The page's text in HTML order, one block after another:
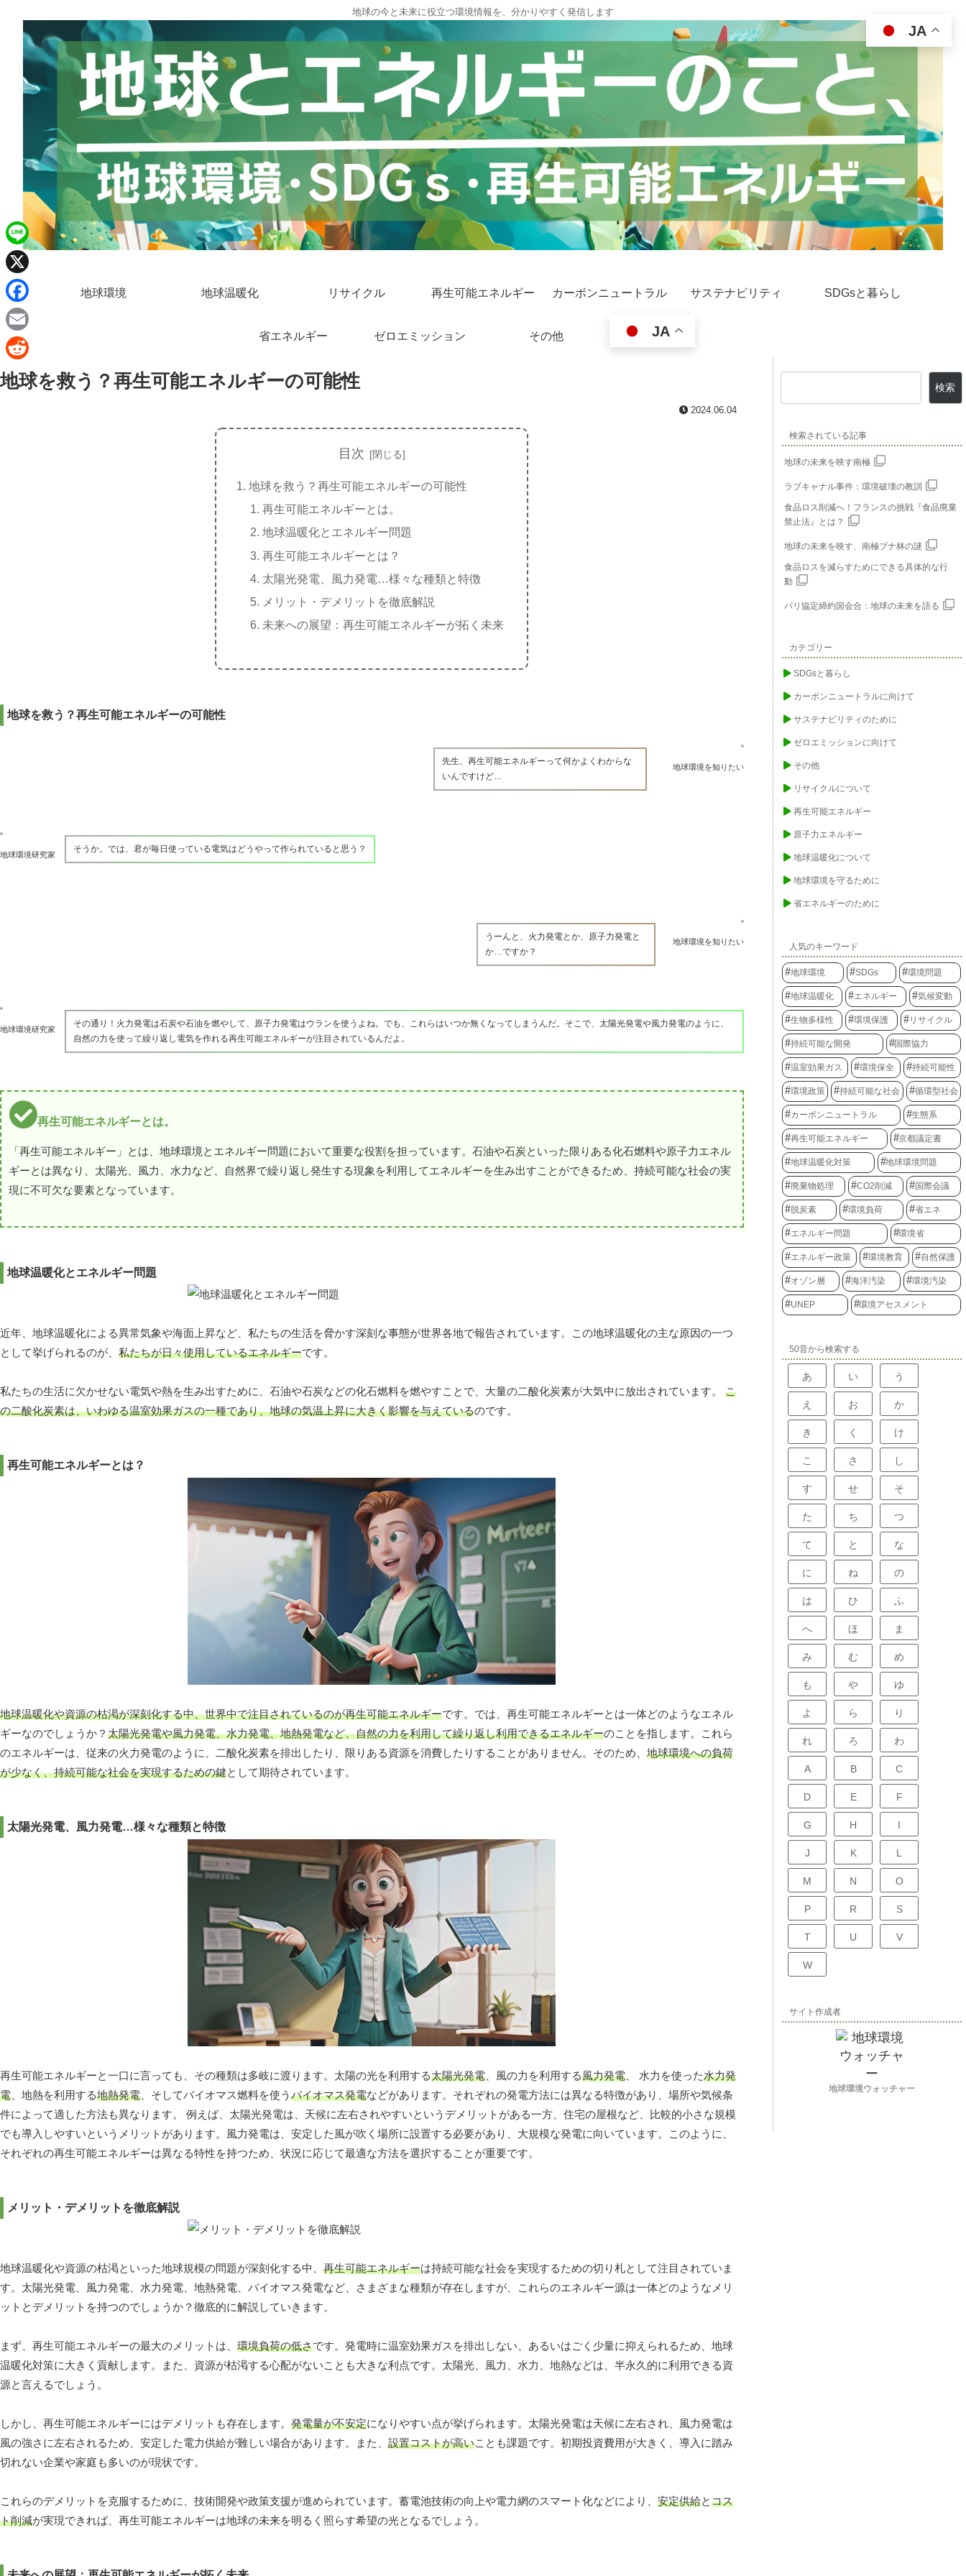
地球の今と未来に役立つ環境情報を、分かりやすく発信します
地球環境 地球温暖化 リサイクル 再生可能エネルギー カーボンニュートラル サステナビリティ SDGsと暮らし
省エネルギー ゼロエミッション その他 JA
地球を救う？再生可能エネルギーの可能性
2024.06.04
目次
地球を救う？再生可能エネルギーの可能性
再生可能エネルギーとは。
地球温暖化とエネルギー問題
再生可能エネルギーとは？
太陽光発電、風力発電…様々な種類と特徴
メリット・デメリットを徹底解説
未来への展望：再生可能エネルギーが拓く未来
地球を救う？再生可能エネルギーの可能性
地球環境を知りたい
先生、再生可能エネルギーって何かよくわからな
いんですけど…
地球環境研究家
そうか。では、君が毎日使っている電気はどうやって作られていると思う？
地球環境を知りたい
うーんと、火力発電とか、原子力発電と
か…ですか？
地球環境研究家
その通り！火力発電は石炭や石油を燃やして、原子力発電はウランを使うよね。でも、これらはいつか無くなってしまうんだ。そこで、太陽光発電や風力発電のように、
自然の力を使って繰り返し電気を作れる再生可能エネルギーが注目されているんだよ。
再生可能エネルギーとは。
「再生可能エネルギー」とは、地球環境とエネルギー問題において重要な役割を担っています。石油や石炭といった限りある化石燃料や原子力エネル
ギーとは異なり、太陽光、風力、水力など、自然界で繰り返し発生する現象を利用してエネルギーを生み出すことができるため、持続可能な社会の実
現に不可欠な要素となっています。
地球温暖化とエネルギー問題
近年、地球温暖化による異常気象や海面上昇など、私たちの生活を脅かす深刻な事態が世界各地で報告されています。この地球温暖化の主な原因の一つ
として挙げられるのが、 私たちが日々使用しているエネルギーです。
私たちの生活に欠かせない電気や熱を生み出すために、石油や石炭などの化石燃料を燃やすことで、大量の二酸化炭素が大気中に放出されています。 こ
の二酸化炭素は、いわゆる温室効果ガスの一種であり、地球の気温上昇に大きく影響を与えているのです。
再生可能エネルギーとは？
地球温暖化や資源の枯渇が深刻化する中、世界中で注目されているのが再生可能エネルギーです。では、再生可能エネルギーとは一体どのようなエネル
ギーなのでしょうか？ 太陽光発電や風力発電、水力発電、地熱発電など、自然の力を利用して繰り返し利用できるエネルギーのことを指します。これら
のエネルギーは、従来の火力発電のように、二酸化炭素を排出したり、限りある資源を消費したりすることがありません。そのため、 地球環境への負荷
が少なく、持続可能な社会を実現するための鍵として期待されています。
太陽光発電、風力発電…様々な種類と特徴
再生可能エネルギーと一口に言っても、その種類は多岐に渡ります。太陽の光を利用する太陽光発電 、風の力を利用する風力発電 、 水力を使った水力発
電 、地熱を利用する地熱発電 、そしてバイオマス燃料を使う バイオマス発電などがあります。それぞれの発電方法には異なる特徴があり、場所や気候条
件によって適した方法も異なります。 例えば、太陽光発電は、天候に左右されやすいというデメリットがある一方、住宅の屋根など、比較的小さな規模
でも導入しやすいというメリットがあります。風力発電は、安定した風が吹く場所に設置する必要があり、大規模な発電に向いています。このように、
それぞれの再生可能エネルギーは異なる特性を持つため、状況に応じて最適な方法を選択することが重要です。
メリット・デメリットを徹底解説
地球温暖化や資源の枯渇といった地球規模の問題が深刻化する中、 再生可能エネルギーは持続可能な社会を実現するための切り札として注目されていま
す。太陽光発電、風力発電、水力発電、地熱発電、バイオマス発電など、さまざまな種類が存在しますが、これらのエネルギー源は一体どのようなメリ
ットとデメリットを持つのでしょうか？徹底的に解説していきます。
まず、再生可能エネルギーの最大のメリットは、 環境負荷の低さです。発電時に温室効果ガスを排出しない、あるいはごく少量に抑えられるため、地球
温暖化対策に大きく貢献します。また、資源が枯渇する心配がないことも大きな利点です。太陽光、風力、水力、地熱などは、半永久的に利用できる資
源と言えるでしょう。
しかし、再生可能エネルギーにはデメリットも存在します。 発電量が不安定になりやすい点が挙げられます。太陽光発電は天候に左右され、風力発電は
風の強さに左右されるため、安定した電力供給が難しい場合があります。また、 設置コストが高いことも課題です。初期投資費用が大きく、導入に踏み
切れない企業や家庭も多いのが現状です。
これらのデメリットを克服するために、技術開発や政策支援が進められています。蓄電池技術の向上や電力網のスマート化などにより、 安定供給とコス
ト削減が実現できれば、再生可能エネルギーは地球の未来を明るく照らす希望の光となるでしょう。
検索
検索されている記事
地球の未来を映す南極
ラブキャナル事件：環境破壊の教訓
食品ロス削減へ！フランスの挑戦『食品廃棄
禁止法』とは？
地球の未来を映す、南極ブナ林の謎
食品ロスを減らすためにできる具体的な行
動
パリ協定締約国会合：地球の未来を語る
カテゴリー
SDGsと暮らし
カーボンニュートラルに向けて
サステナビリティのために
ゼロエミッションに向けて
その他
リサイクルについて
再生可能エネルギー
原子力エネルギー
地球温暖化について
地球環境を守るために
省エネルギーのために
人気のキーワード
地球環境 SDGs 環境問題
地球温暖化 エネルギー 気候変動
生物多様性 環境保護 リサイクル
持続可能な開発 国際協力
温室効果ガス 環境保全 持続可能性
環境政策 持続可能な社会 循環型社会
カーボンニュートラル 生態系
再生可能エネルギー 京都議定書
地球温暖化対策 地球環境問題
廃棄物処理 CO2削減 国際会議
脱炭素 環境負荷 省エネ
エネルギー問題 環境省
エネルギー政策 環境教育 自然保護
オゾン層 海洋汚染 環境汚染
UNEP 環境アセスメント
50音から検索する
あ い う
え お か
き く け
こ さ し
す せ そ
た ち つ
て と な
に ね の
は ひ ふ
へ ほ ま
み む め
も や ゆ
よ ら り
れ ろ わ
A B C
D E F
G H I
J K L
M N O
P R S
T U V
W
サイト作成者
地球環境ウォッチャー
L
n
e
X
F
a
c
e
E
a
R
e
JA